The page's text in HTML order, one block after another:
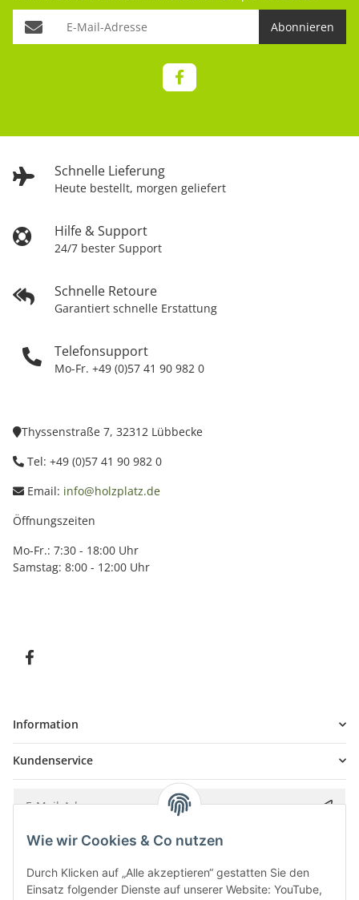
Schnelle Lieferung
Heute bestellt, morgen geliefert
Hilfe & Support
24/7 bester Support
Schnelle Retoure
Garantiert schnelle Erstattung
Telefonsupport
Mo-Fr. +49 (0)57 41 90 982 0
Abonnieren
Thyssenstraße 7, 32312 Lübbecke
Tel: +49 (0)57 41 90 982 0
Email: info@holzplatz.de
Öffnungszeiten
Mo-Fr.: 7:30 - 18:00 Uhr
Samstag: 8:00 - 12:00 Uhr
Information
Kundenservice
Bitte senden Sie mir entsprechend IhrerDatenschutzerklärung
Wie wir Cookies & Co nutzen
Durch Klicken auf „Alle akzeptieren“ gestatten Sie den
Einsatz folgender Dienste auf unserer Website: YouTube,